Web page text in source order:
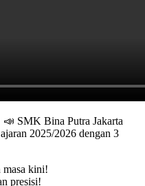
SMK Bina Putra Jakarta
2025/2026 dengan 3
masa kini!
presisi!